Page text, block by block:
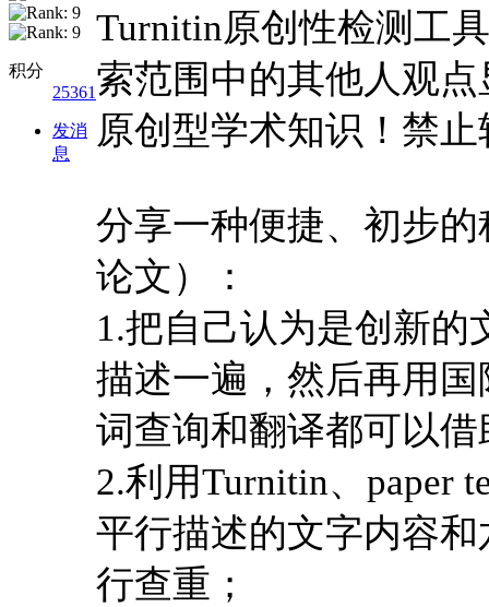
积分
25361
发消
息
Turnitin原创性检测工
索范围中的其他人观
原创型学术知识！禁
分享一种便捷、初步
论文）：
1.把自己认为是创新
描述一遍，然后再用
词查询和翻译都可以
2.利用Turnitin、paper
平行描述的文字内容
行查重；